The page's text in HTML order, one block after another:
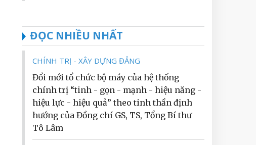
ĐỌC NHIỀU NHẤT
CHÍNH TRỊ - XÂY DỰNG ĐẢNG
Đổi mới tổ chức bộ máy của hệ thống
chính trị “tinh - gọn - mạnh - hiệu năng -
hiệu lực - hiệu quả” theo tinh thần định
hướng của Đồng chí GS, TS, Tổng Bí thư
Tô Lâm